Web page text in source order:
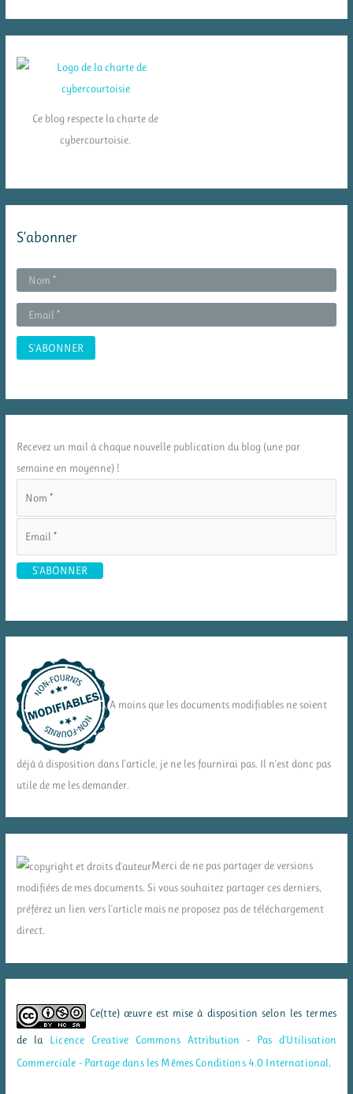
Ce blog respecte la charte de
cybercourtoisie.
S’abonner
Recevez un mail à chaque nouvelle publication du blog (une par
semaine en moyenne) !
A moins que les documents modifiables ne soient
déjà à disposition dans l'article, je ne les fournirai pas. Il n'est donc pas
utile de me les demander.
Merci de ne pas partager de versions
modifiées de mes documents. Si vous souhaitez partager ces derniers,
préférez un lien vers l'article mais ne proposez pas de téléchargement
direct.
Ce(tte) œuvre est mise à disposition selon les termes
de la Licence Creative Commons Attribution - Pas d’Utilisation
Commerciale - Partage dans les Mêmes Conditions 4.0 International.